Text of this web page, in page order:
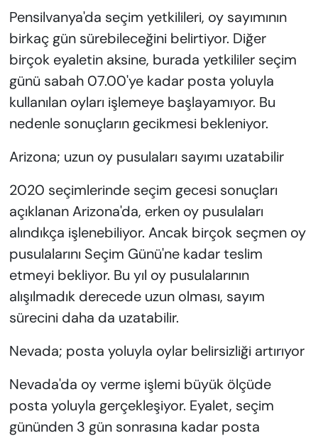
Pensilvanya'da seçim yetkilileri, oy sayımının
birkaç gün sürebileceğini belirtiyor. Diğer
birçok eyaletin aksine, burada yetkililer seçim
günü sabah 07.00'ye kadar posta yoluyla
kullanılan oyları işlemeye başlayamıyor. Bu
nedenle sonuçların gecikmesi bekleniyor.
Arizona; uzun oy pusulaları sayımı uzatabilir
2020 seçimlerinde seçim gecesi sonuçları
açıklanan Arizona'da, erken oy pusulaları
alındıkça işlenebiliyor. Ancak birçok seçmen oy
pusulalarını Seçim Günü'ne kadar teslim
etmeyi bekliyor. Bu yıl oy pusulalarının
alışılmadık derecede uzun olması, sayım
sürecini daha da uzatabilir.
Nevada; posta yoluyla oylar belirsizliği artırıyor
Nevada'da oy verme işlemi büyük ölçüde
posta yoluyla gerçekleşiyor. Eyalet, seçim
gününden 3 gün sonrasına kadar posta